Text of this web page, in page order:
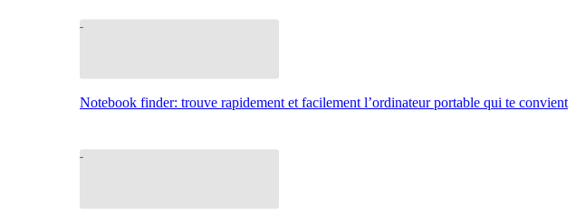
Notebook finder: trouve rapidement et facilement l’ordinateur portable qui te convient